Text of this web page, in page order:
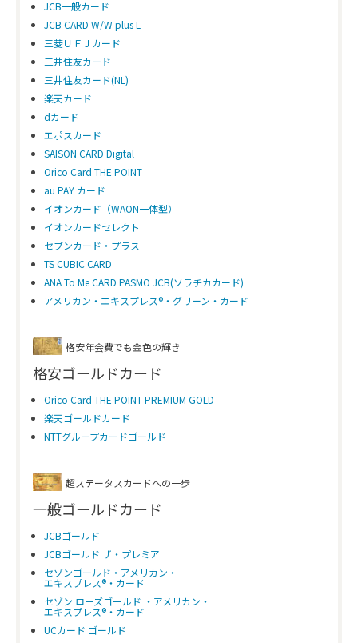
JCB一般カード
JCB CARD W/W plus L
三菱ＵＦＪカード
三井住友カード
三井住友カード(NL)
楽天カード
dカード
エポスカード
SAISON CARD Digital
Orico Card THE POINT
au PAY カード
イオンカード（WAON一体型）
イオンカードセレクト
セブンカード・プラス
TS CUBIC CARD
ANA To Me CARD PASMO JCB(ソラチカカード)
アメリカン・エキスプレス®・グリーン・カード
格安年会費でも金色の輝き
格安ゴールドカード
Orico Card THE POINT PREMIUM GOLD
楽天ゴールドカード
NTTグループカードゴールド
超ステータスカードへの一歩
一般ゴールドカード
JCBゴールド
JCBゴールド ザ・プレミア
セゾンゴールド・アメリカン・
エキスプレス®・カード
セゾン ローズゴールド ・アメリカン・
エキスプレス®・カード
UCカード ゴールド